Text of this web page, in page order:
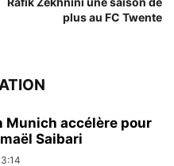
plus au FC Twente
Munich accélère pour
Saibari